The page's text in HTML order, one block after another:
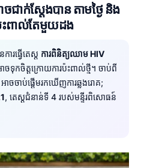
ជាក់ស្តែងបាន តាមថ្ងៃ និង
ះពាល់តែមួយដង
ារធ្វើតេស្ត ការពិនិត្យឈាម HIV
ចទុកចិត្តក្រោយការប៉ះពាល់ថ្មី។ ចាប់ពី
ាចចាប់ផ្តើមរកឃើញការឆ្លងរោគ;
, តេស្តជំនាន់ទី 4 របស់មន្ទីរពិសោធន៍